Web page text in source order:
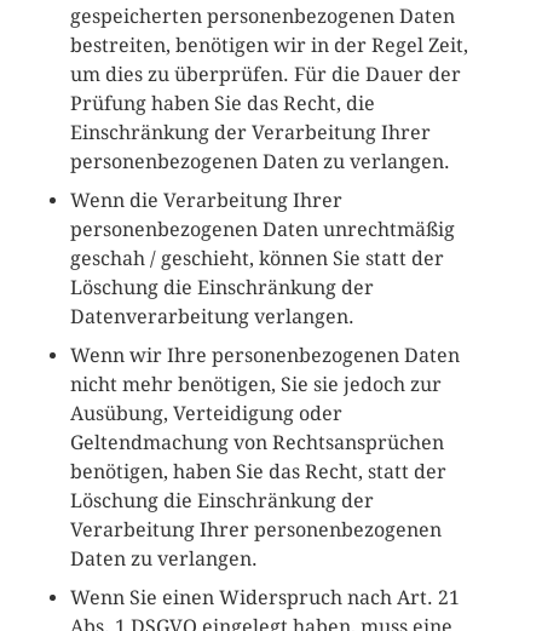
gespeicherten personenbezogenen Daten
bestreiten, benötigen wir in der Regel Zeit,
um dies zu überprüfen. Für die Dauer der
Prüfung haben Sie das Recht, die
Einschränkung der Verarbeitung Ihrer
personenbezogenen Daten zu verlangen.
Wenn die Verarbeitung Ihrer
personenbezogenen Daten unrechtmäßig
geschah / geschieht, können Sie statt der
Löschung die Einschränkung der
Datenverarbeitung verlangen.
Wenn wir Ihre personenbezogenen Daten
nicht mehr benötigen, Sie sie jedoch zur
Ausübung, Verteidigung oder
Geltendmachung von Rechtsansprüchen
benötigen, haben Sie das Recht, statt der
Löschung die Einschränkung der
Verarbeitung Ihrer personenbezogenen
Daten zu verlangen.
Wenn Sie einen Widerspruch nach Art. 21